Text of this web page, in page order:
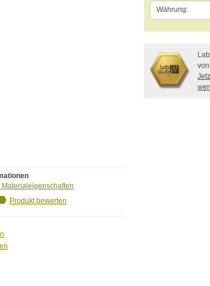
Materialeigenschaften
Produkt bewerten
Währung: